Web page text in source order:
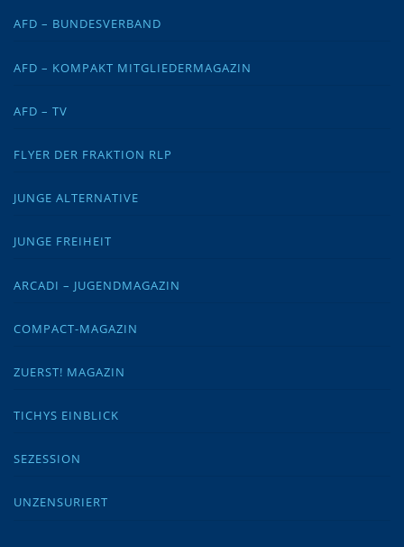
AFD – BUNDESVERBAND
AFD – KOMPAKT MITGLIEDERMAGAZIN
AFD – TV
FLYER DER FRAKTION RLP
JUNGE ALTERNATIVE
JUNGE FREIHEIT
ARCADI – JUGENDMAGAZIN
COMPACT-MAGAZIN
ZUERST! MAGAZIN
TICHYS EINBLICK
SEZESSION
UNZENSURIERT